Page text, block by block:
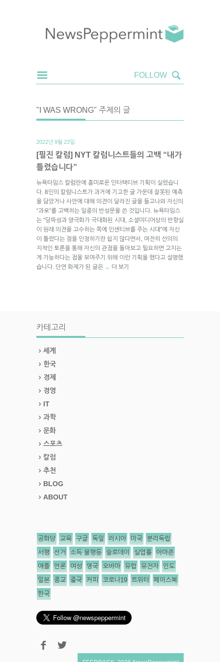
"I WAS WRONG" 주제의 글
2022년 9월 23일.
[필진 칼럼] NYT 칼럼니스트들의 고백 “내가
틀렸습니다”
뉴욕타임스 칼럼란에 흥미로운 인터랙티브 기획이 실렸습니
다. 8인의 칼럼니스트가 과거에 기고한 글 가운데 잘못된 예측
을 담았거나 사안에 대해 의견이 달라진 글을 들고나와 자신의
“과오”를 고백하는 일종의 반성문을 쓴 것입니다. 뉴욕타임스
는 “당파성과 양극화가 극대화된 시대, 소셜미디어상의 반향실
이 원래 의견을 고수하는 쪽에 인센티브를 주는 시대”에 자신
이 틀렸다는 점을 인정하기란 쉽지 않다면서, 여전히 선의의
지적인 토론을 통해 자신의 관점을 돌아보고 필요하면 고치는
게 가능하다는 점을 보여주기 위해 이런 기획을 했다고 설명했
습니다. 단연 화제가 된 글은 → 더 보기
카테고리
세계
한국
경제
경영
IT
과학
문화
스포츠
칼럼
추천
BLOG
ABOUT
공화당 교육 구글 독일 러시아 미국 분리독립
서평 선거 소득 불평등 슬로데이 실업률 아마존
애플 언론 여성 영국 오바마 유럽 유전자 인도
일본 종교 중국 커피 코로나19 트위터 페이스북
한국